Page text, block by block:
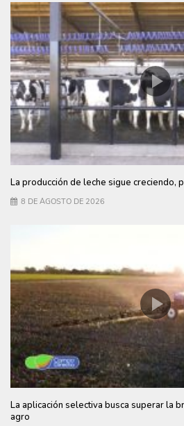
La producción de leche sigue creciendo,
8 DE AGOSTO DE 2026
La aplicación selectiva busca superar la
agro